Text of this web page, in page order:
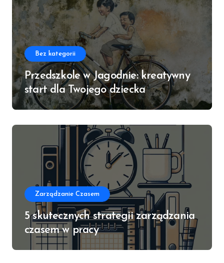
Bez kategorii
Przedszkole w Jagodnie: kreatywny
start dla Twojego dziecka
Zarządzanie Czasem
5 skutecznych strategii zarządzania
czasem w pracy